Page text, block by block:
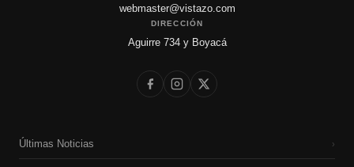
webmaster@vistazo.com
DIRECCIÓN
Aguirre 734 y Boyacá
Últimas Noticias ›